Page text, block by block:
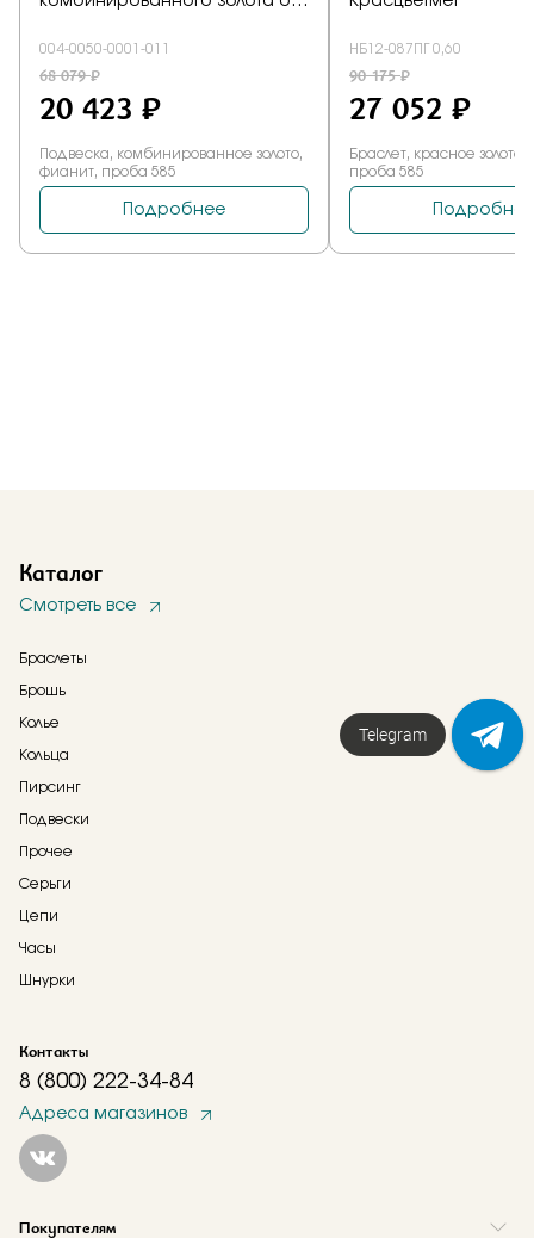
Каталог
Смотреть все
Браслеты
Брошь
Колье
Кольца
Пирсинг
Подвески
Прочее
Серьги
Цепи
Часы
Шнурки
Контакты
8 (800) 222-34-84
Адреса магазинов
Покупателям
Напишите нам!